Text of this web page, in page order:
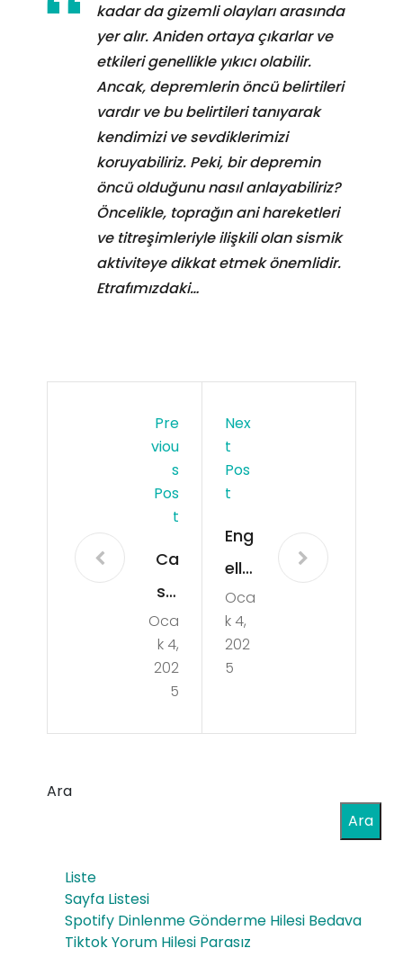
kadar da gizemli olayları arasında
yer alır. Aniden ortaya çıkarlar ve
etkileri genellikle yıkıcı olabilir.
Ancak, depremlerin öncü belirtileri
vardır ve bu belirtileri tanıyarak
kendimizi ve sevdiklerimizi
koruyabiliriz. Peki, bir depremin
öncü olduğunu nasıl anlayabiliriz?
Öncelikle, toprağın ani hareketleri
ve titreşimleriyle ilişkili olan sismik
aktiviteye dikkat etmek önemlidir.
Etrafımızdaki…
Pre
Viou
S
Pos
T
Ca
sin
ola
rın
Ge
rind
eki
Oca
k 4,
202
5
Nex
T
Pos
T
Eng
elle
nen
kişi
nin
S
Oca
k 4,
202
5
Ara
Ara
Liste
Sayfa Listesi
Spotify Dinlenme Gönderme Hilesi Bedava
Tiktok Yorum Hilesi Parasız